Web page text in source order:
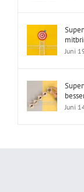
Juni
Juni